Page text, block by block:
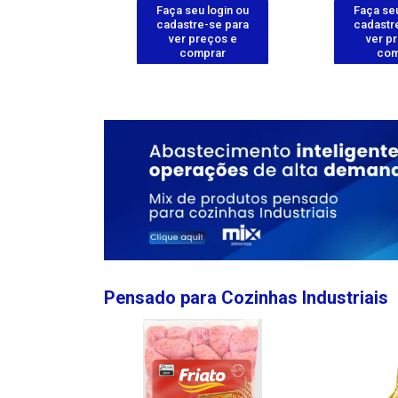
Faça seu login ou
cadastre-se para
ver preços e
comprar
Faça
ver
Pensado para Cozinhas Industriais